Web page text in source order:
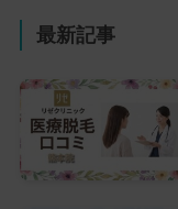
最新記事